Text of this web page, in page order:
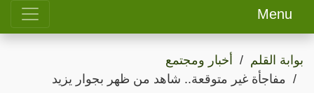
Menu
بوابة القلم
أخبار ومجتمع
مفاجأة غير متوقعة.. شاهد من ظهر بجوار يزيد